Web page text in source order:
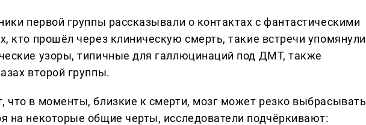
первой группы рассказывали о контактах с фантастическими
кто прошёл через клиническую смерть, такие встречи упомянули
узоры, типичные для галлюцинаций под ДМТ, также
второй группы.
что в моменты, близкие к смерти, мозг может резко выбрасывать
на некоторые общие черты, исследователи подчёркивают: